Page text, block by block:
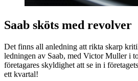
Saab sköts med revolver
Det finns all anledning att rikta skarp
ledningen av Saab, med Victor Muller i
företagares skyldighet att se in i
ett kvartal!